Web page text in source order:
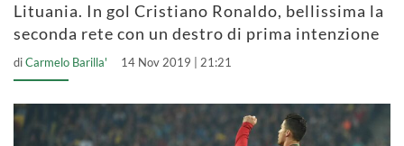
Lituania. In gol Cristiano Ronaldo, bellissima la
seconda rete con un destro di prima intenzione
diCarmelo Barilla' 14 Nov 2019 | 21:21